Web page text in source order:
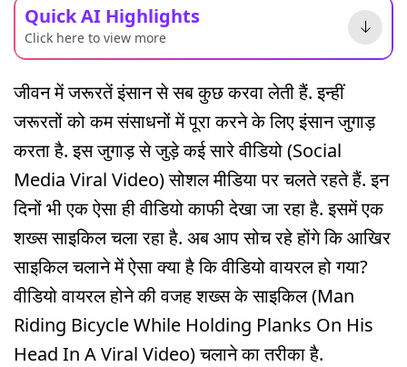
Quick AI Highlights
Click here to view more
जीवन में जरूरतें इंसान से सब कुछ करवा लेती हैं. इन्हीं
जरूरतों को कम संसाधनों में पूरा करने के लिए इंसान जुगाड़
करता है. इस जुगाड़ से जुड़े कई सारे वीडियो (Social
Media Viral Video) सोशल मीडिया पर चलते रहते हैं. इन
दिनों भी एक ऐसा ही वीडियो काफी देखा जा रहा है. इसमें एक
शख्स साइकिल चला रहा है. अब आप सोच रहे होंगे कि आखिर
साइकिल चलाने में ऐसा क्या है कि वीडियो वायरल हो गया?
वीडियो वायरल होने की वजह शख्स के साइकिल (Man
Riding Bicycle While Holding Planks On His
Head In A Viral Video) चलाने का तरीका है.